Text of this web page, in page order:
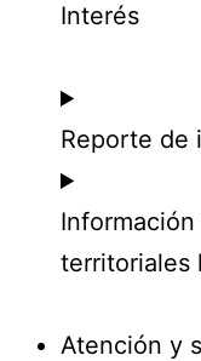
Interés
Reporte de
territoriales
Atención y